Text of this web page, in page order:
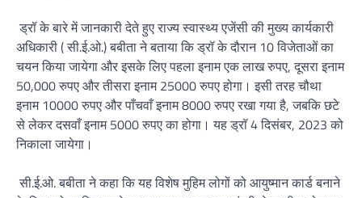
ड्रॉ के बारे में जानकारी देते हुए राज्य स्वास्थ्य एजेंसी की मुख्य कार्यकारी
अधिकारी ( सी.ई.ओ.) बबीता ने बताया कि ड्रॉ के दौरान 10 विजेताओं का
चयन किया जायेगा और इसके लिए पहला इनाम एक लाख रुपए, दूसरा इनाम
50,000 रुपए और तीसरा इनाम 25000 रुपए होगा। इसी तरह चौथा
इनाम 10000 रुपए और पाँचवाँ इनाम 8000 रुपए रखा गया है, जबकि छटे
से लेकर दसवाँ इनाम 5000 रुपए का होगा। यह ड्रॉ 4 दिसंबर, 2023 को
निकाला जायेगा।
सी.ई.ओ. बबीता ने कहा कि यह विशेष मुहिम लोगों को आयुष्मान कार्ड बनाने